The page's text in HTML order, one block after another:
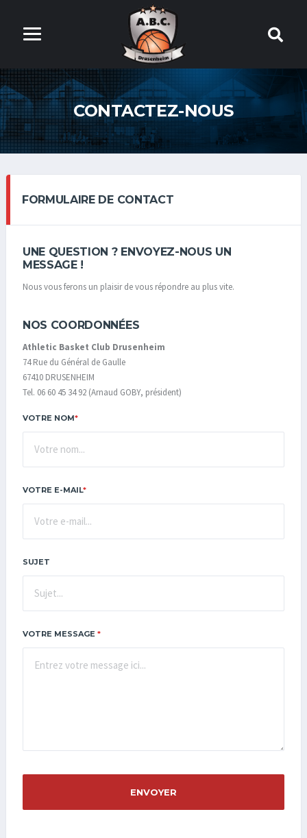
CONTACTEZ-NOUS
FORMULAIRE DE CONTACT
UNE QUESTION ? ENVOYEZ-NOUS UN
MESSAGE !
Nous vous ferons un plaisir de vous répondre au plus vite.
NOS COORDONNÉES
Athletic Basket Club Drusenheim
74 Rue du Général de Gaulle
67410 DRUSENHEIM
Tel. 06 60 45 34 92 (Arnaud GOBY, président)
VOTRE NOM*
VOTRE E-MAIL*
SUJET
VOTRE MESSAGE *